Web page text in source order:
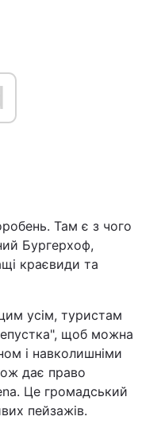
Там є з чого
Бургерхоф,
краєвиди та
усім, туристам
щоб можна
і навколишніми
дає право
Це громадський
пейзажів.